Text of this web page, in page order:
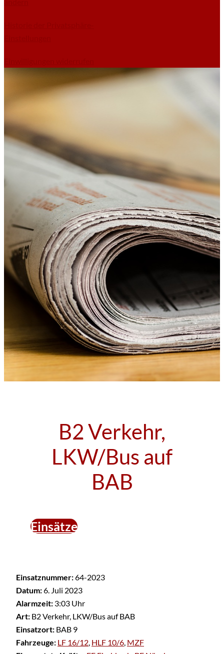
B2 Verkehr,
LKW/Bus auf
BAB
Einsätze
Einsatznummer:64-2023
Datum:6. Juli 2023
Alarmzeit: 3:03 Uhr
Art: B2 Verkehr, LKW/Bus auf BAB
Einsatzort: BAB 9
Fahrzeuge: LF 16/12 HLF 10/6 MZF